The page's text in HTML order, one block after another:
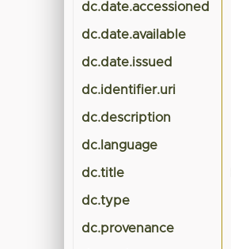
dc.date.accessioned
dc.date.available
dc.date.issued
dc.identifier.uri
dc.description
dc.language
dc.title
dc.type
dc.provenance